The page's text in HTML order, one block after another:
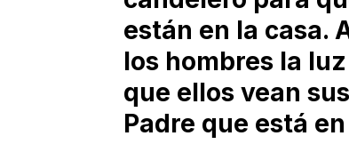
están en la casa.
los hombres la
que ellos vean
Padre que está